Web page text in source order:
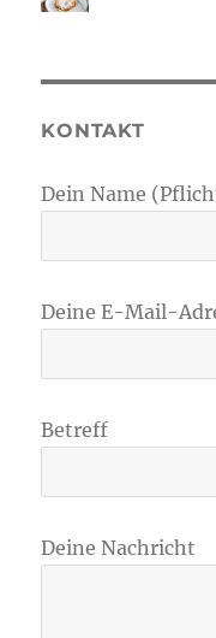
KONTAKT
Dein Name
Deine E-Mail-
Betreff
Deine Nachricht